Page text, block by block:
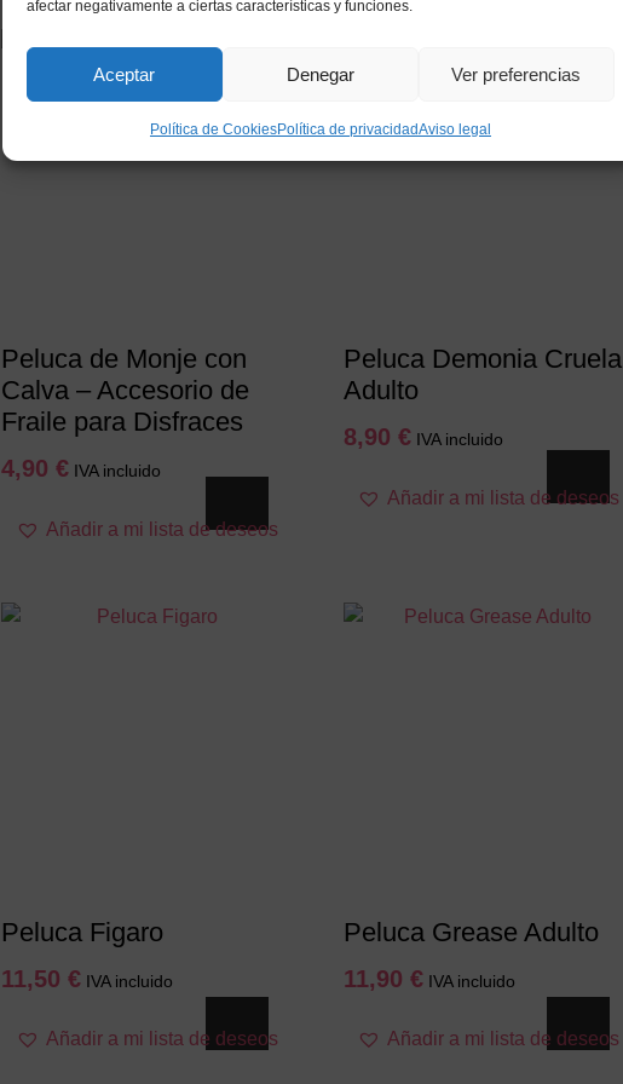
afectar negativamente a ciertas características y funciones.
Aceptar Denegar Ver preferencias
Política de CookiesPolítica de privacidadAviso legal
Peluca de Monje con
Calva – Accesorio de
Fraile para Disfraces
4,90€ IVA incluido
Añadir a mi lista de deseos
Peluca Demonia Cruela
Adulto
8,90 € IVA incluido
Añadir a mi lista de deseos
Peluca Figaro
11,50€ IVA incluido
producto
Añadir a mi lista de deseos
Peluca Grease Adulto
11,90 € IVA incluido
Añadir a mi lista de deseos